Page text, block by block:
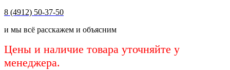
8 (4912) 50-37-50
и мы всё расскажем и объясним
Цены и наличие товара уточняйте у
менеджера.